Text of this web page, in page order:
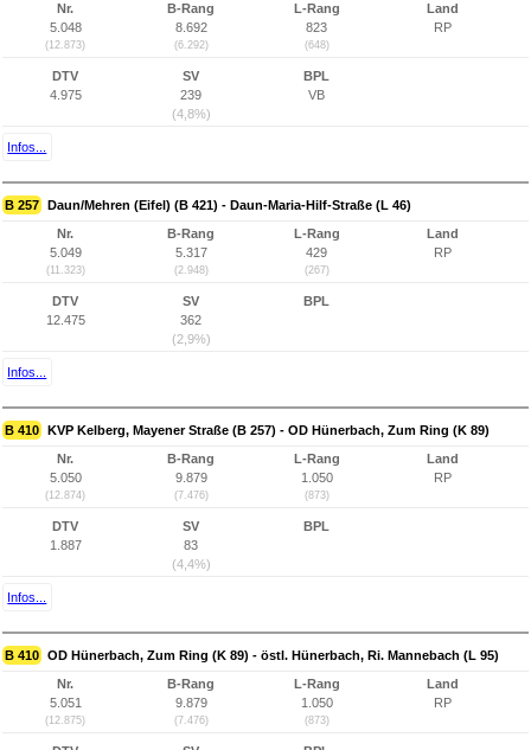
Nr.
5.048
(12.873)
B-Rang
8.692
(6.292)
L-Rang
823
(648)
Land
RP
DTV
4.975
SV
239
(4,8%)
BPL
VB
Infos...
B 257 Daun/Mehren (Eifel) (B 421) - Daun-Maria-Hilf-Straße (L 46)
Nr.
5.049
(11.323)
B-Rang
5.317
(2.948)
L-Rang
429
(267)
Land
RP
DTV
12.475
SV
362
(2,9%)
BPL
Infos...
B 410 KVP Kelberg, Mayener Straße (B 257) - OD Hünerbach, Zum Ring (K 89)
Nr.
5.050
(12.874)
B-Rang
9.879
(7.476)
L-Rang
1.050
(873)
Land
RP
DTV
1.887
SV
83
(4,4%)
BPL
Infos...
B 410 OD Hünerbach, Zum Ring (K 89) - östl. Hünerbach, Ri. Mannebach (L 95)
Nr.
5.051
(12.875)
B-Rang
9.879
(7.476)
L-Rang
1.050
(873)
Land
RP